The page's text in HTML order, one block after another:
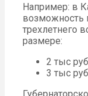
Например: в
возможность
трехлетнего
размере:
2 тыс
3 тыс